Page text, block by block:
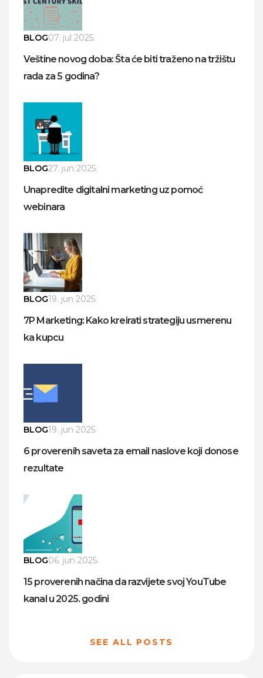
BLOG07. jul 2025.
Veštine novog doba: Šta će biti traženo na tržištu
rada za 5 godina?
BLOG27. jun 2025.
Unapredite digitalni marketing uz pomoć
webinara
BLOG19. jun 2025.
7P Marketing: Kako kreirati strategiju usmerenu
ka kupcu
BLOG19. jun 2025.
6 proverenih saveta za email naslove koji donose
rezultate
BLOG06. jun 2025.
15 proverenih načina da razvijete svoj YouTube
kanal u 2025. godini
SEE ALL POSTS